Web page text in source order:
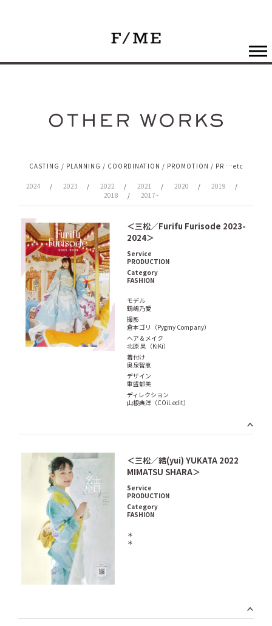
CASTING / PLANNING / COORDINATION / PROMOTION / PR …etc
2024 2023 2022 2021 2020
2019
2018
2017~
＜三松／Furifu Furisode 2023-
2024＞
Service
PRODUCTION
Category
FASHION
モデル
鶴嶋乃愛
撮影
倉本ゴリ（Pygmy Company）
ヘア＆メイク
北原 果（KiKi）
着付け
奥泉智恵
デザイン
重盛郁美
ディレクション
山根典洋（COiL edit）
＜三松／結(yui) YUKATA 2022
MIMATSU SHARA＞
Service
PRODUCTION
Category
FASHION
＊
＊